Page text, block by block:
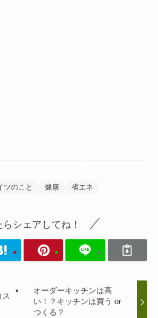
ツのこと 健康 省エネ
シェアしてね！
ス
オーダーキッチンは高
い！？キッチンは買う or
つくる？